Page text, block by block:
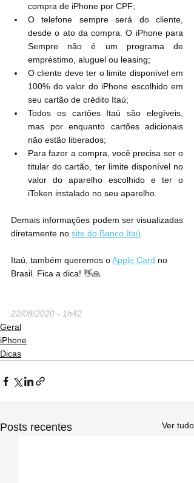
compra de iPhone por CPF;
O telefone sempre será do cliente,
desde o ato da compra. O iPhone para
Sempre não é um programa de
empréstimo, aluguel ou leasing;
O cliente deve ter o limite disponível em
100% do valor do iPhone escolhido em
seu cartão de crédito Itaú;
Todos os cartões Itaú são elegíveis,
mas por enquanto cartões adicionais
não estão liberados;
Para fazer a compra, você precisa ser o
titular do cartão, ter limite disponível no
valor do aparelho escolhido e ter o
iToken instalado no seu aparelho.
Demais informações podem ser visualizadas
diretamente no site do Banco Itaú.
Itaú, também queremos o Apple Card no
Brasil. Fica a dica! 👋🙏
22/08/2020 - 1h42
Geral
iPhone
Dicas
Posts recentes Ver tudo